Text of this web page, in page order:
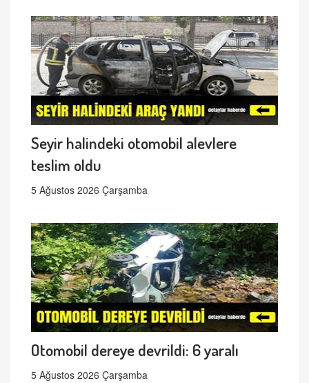
Seyir halindeki otomobil alevlere
teslim oldu
5 Ağustos 2026 Çarşamba
Otomobil dereye devrildi: 6 yaralı
5 Ağustos 2026 Çarşamba